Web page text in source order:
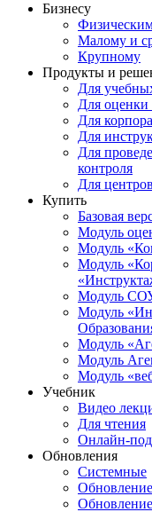
Бизнесу
Малому и
Крупному
Продукты и
Для
Для оценки
Для
Для
Для
контроля
Для
Купить
Базовая
Модуль
Модуль
Модуль
Модуль
Модуль
Модуль
Модуль
Модуль
Учебник
Видео
Для чтения
Онлайн-
Обновления
Системные